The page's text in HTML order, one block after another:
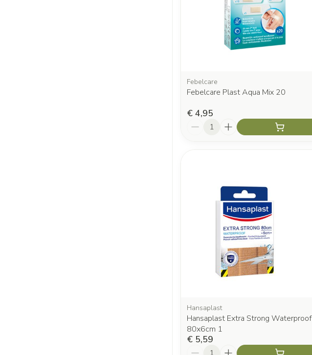
Febelcare
Febelcare Plast Aqua Mix 20
€ 4,95
Aantal
Hansaplast
Hansaplast Extra Strong Waterproof
80x6cm 1
€ 5,59
Aantal